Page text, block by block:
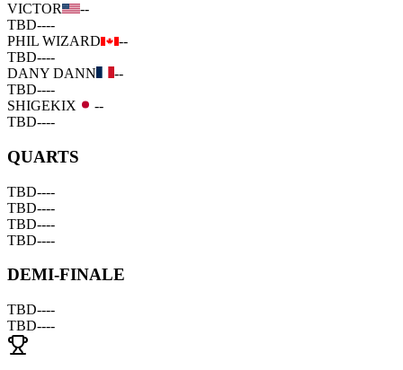
VICTOR
--
TBD----
PHIL WIZARD
--
TBD----
DANY DANN
--
TBD----
SHIGEKIX
--
TBD----
QUARTS
TBD----
TBD----
TBD----
TBD----
DEMI-FINALE
TBD----
TBD----